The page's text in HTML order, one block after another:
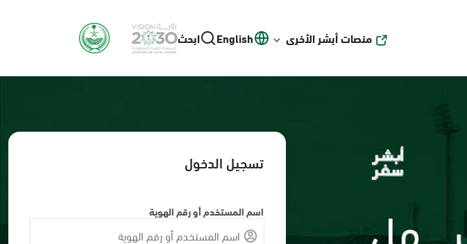
منصات أبشر الأخرى English ابحث
تسجيل الدخول
اسم المستخدم أو رقم الهوية